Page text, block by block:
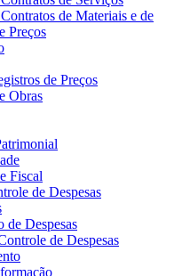
de Materiais e de
Preços
de Preços
Obras
Fiscal
de Despesas
de Despesas
de Despesas